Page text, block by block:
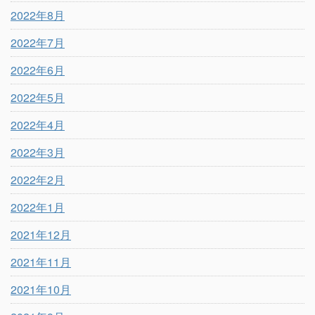
2022年8月
2022年7月
2022年6月
2022年5月
2022年4月
2022年3月
2022年2月
2022年1月
2021年12月
2021年11月
2021年10月